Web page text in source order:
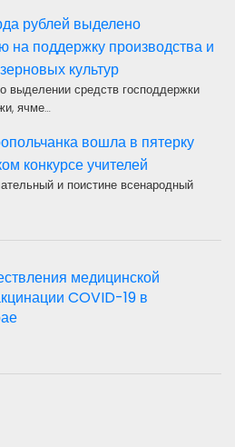
рублей выделено
на поддержку производства и
культур
выделении средств господдержки
ячме…
вошла в пятерку
конкурсе учителей
и поистине всенародный
медицинской
COVID-19 в